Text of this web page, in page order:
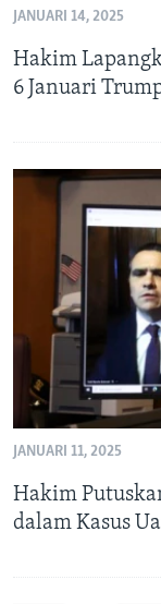
JANUARI 14, 2025
Hakim
6 Januari
JANUARI 11, 2025
Hakim
dalam Kasus